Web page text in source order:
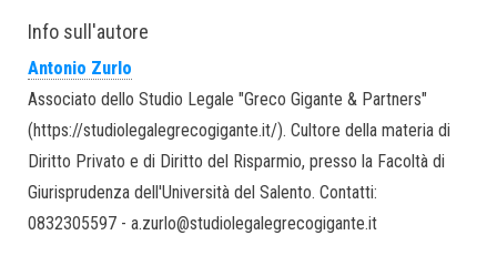
Info sull'autore
Antonio Zurlo
Associato dello Studio Legale "Greco Gigante & Partners"
(https://studiolegalegrecogigante.it/). Cultore della materia di
Diritto Privato e di Diritto del Risparmio, presso la Facoltà di
Giurisprudenza dell'Università del Salento. Contatti:
0832305597 - a.zurlo@studiolegalegrecogigante.it